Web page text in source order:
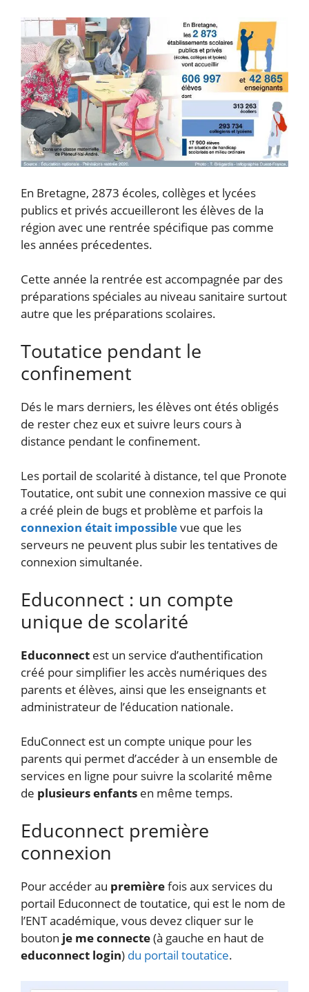
En Bretagne, 2873 écoles, collèges et lycées
publics et privés accueilleront les élèves de la
région avec une rentrée spécifique pas comme
les années précedentes.
Cette année la rentrée est accompagnée par des
préparations spéciales au niveau sanitaire surtout
autre que les préparations scolaires.
Toutatice pendant le
confinement
Dés le mars derniers, les élèves ont étés obligés
de rester chez eux et suivre leurs cours à
distance pendant le confinement.
Les portail de scolarité à distance, tel que Pronote
Toutatice, ont subit une connexion massive ce qui
a créé plein de bugs et problème et parfois la
connexion était impossiblevue que les
serveurs ne peuvent plus subir les tentatives de
connexion simultanée.
Educonnect : un compte
unique de scolarité
Educonnect est un service d’authentification
créé pour simplifier les accès numériques des
parents et élèves, ainsi que les enseignants et
administrateur de l’éducation nationale.
EduConnect est un compte unique pour les
parents qui permet d’accéder à un ensemble de
services en ligne pour suivre la scolarité même
de plusieurs enfants en même temps.
Educonnect première
connexion
Pour accéder au premièrefois aux services du
portail Educonnect de toutatice, qui est le nom de
l’ENT académique, vous devez cliquer sur le
bouton je me connecte(à gauche en haut de
educonnect login) du portail toutatice.